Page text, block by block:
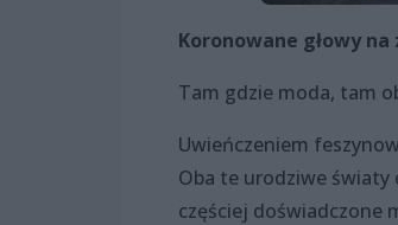
Koronowane głowy
Tam gdzie moda, tam
Uwieńczeniem
Oba te urodziwe światy
częściej doświadczone